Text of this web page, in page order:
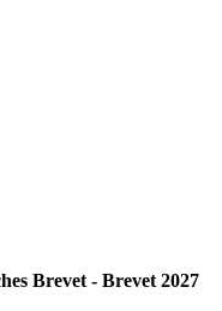
Brevet - Brevet 2027